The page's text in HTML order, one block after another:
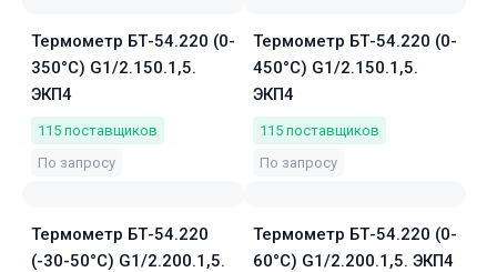
Термометр БТ-54.220 (0-
350°C) G1/2.150.1,5.
ЭКП4
115 поставщиков
По запросу
Термометр БТ-54.220 (0-
450°C) G1/2.150.1,5.
ЭКП4
115 поставщиков
По запросу
Термометр БТ-54.220
(-30-50°C) G1/2.200.1,5.
Термометр БТ-54.220 (0-
60°C) G1/2.200.1,5. ЭКП4